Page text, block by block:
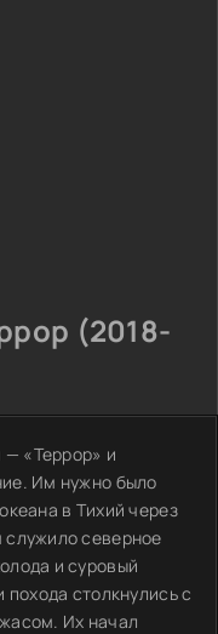
(2018-
— «Террор» и
Им нужно было
в Тихий через
северное
и суровый
столкнулись с
Их начал